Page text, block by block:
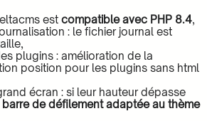
est compatible avec PHP 8.4,
: le fichier journal est
plugins : amélioration de la
position pour les plugins sans html
écran : si leur hauteur dépasse
barre de défilement adaptée au thème